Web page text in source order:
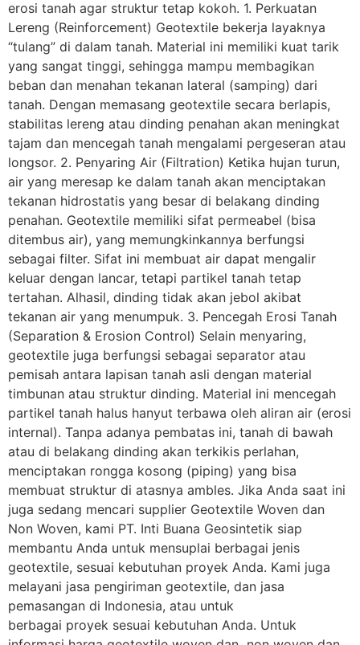
erosi tanah agar struktur tetap kokoh. 1. Perkuatan
Lereng (Reinforcement) Geotextile bekerja layaknya
“tulang” di dalam tanah. Material ini memiliki kuat tarik
yang sangat tinggi, sehingga mampu membagikan
beban dan menahan tekanan lateral (samping) dari
tanah. Dengan memasang geotextile secara berlapis,
stabilitas lereng atau dinding penahan akan meningkat
tajam dan mencegah tanah mengalami pergeseran atau
longsor. 2. Penyaring Air (Filtration) Ketika hujan turun,
air yang meresap ke dalam tanah akan menciptakan
tekanan hidrostatis yang besar di belakang dinding
penahan. Geotextile memiliki sifat permeabel (bisa
ditembus air), yang memungkinkannya berfungsi
sebagai filter. Sifat ini membuat air dapat mengalir
keluar dengan lancar, tetapi partikel tanah tetap
tertahan. Alhasil, dinding tidak akan jebol akibat
tekanan air yang menumpuk. 3. Pencegah Erosi Tanah
(Separation & Erosion Control) Selain menyaring,
geotextile juga berfungsi sebagai separator atau
pemisah antara lapisan tanah asli dengan material
timbunan atau struktur dinding. Material ini mencegah
partikel tanah halus hanyut terbawa oleh aliran air (erosi
internal). Tanpa adanya pembatas ini, tanah di bawah
atau di belakang dinding akan terkikis perlahan,
menciptakan rongga kosong (piping) yang bisa
membuat struktur di atasnya ambles. Jika Anda saat ini
juga sedang mencari supplier Geotextile Woven dan
Non Woven, kami PT. Inti Buana Geosintetik siap
membantu Anda untuk mensuplai berbagai jenis
geotextile, sesuai kebutuhan proyek Anda. Kami juga
melayani jasa pengiriman geotextile, dan jasa
pemasangan di Indonesia, atau untuk
berbagai proyek sesuai kebutuhan Anda. Untuk